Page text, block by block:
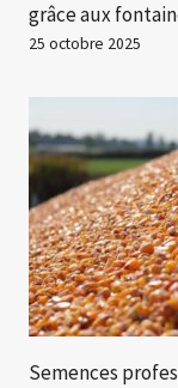
grâce aux
25 octobre 2025
Semences